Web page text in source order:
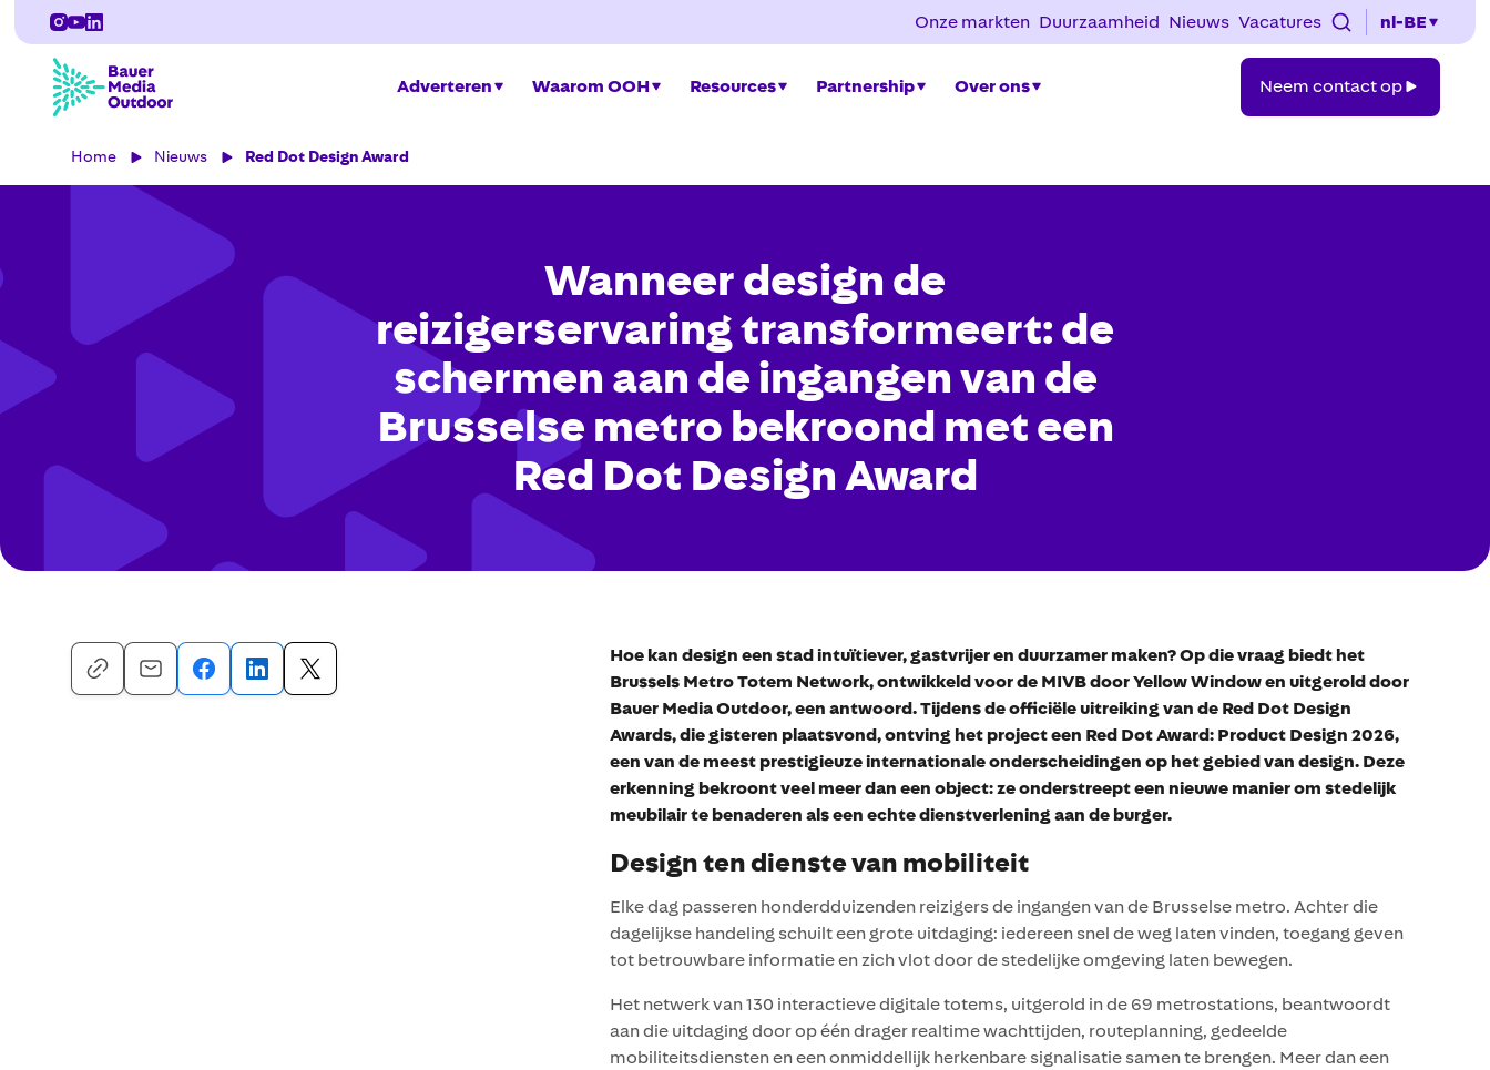
Onze markten Duurzaamheid Nieuws Vacatures nl-BE
Adverteren Waarom OOH Resources Partnership Over ons
contact
Neem contact op
Home Nieuws Red Dot Design Award
Wanneer design de
reizigerservaring transformeert: de
schermen aan de ingangen van de
Brusselse metro bekroond met een
Red Dot Design Award
Hoe kan design een stad intuïtiever, gastvrijer en duurzamer maken? Op die vraag biedt het
Brussels Metro Totem Network, ontwikkeld voor de MIVB door Yellow Window en uitgerold door
Bauer Media Outdoor, een antwoord. Tijdens de officiële uitreiking van de Red Dot Design
Awards, die gisteren plaatsvond, ontving het project een Red Dot Award: Product Design 2026,
een van de meest prestigieuze internationale onderscheidingen op het gebied van design. Deze
erkenning bekroont veel meer dan een object: ze onderstreept een nieuwe manier om stedelijk
meubilair te benaderen als een echte dienstverlening aan de burger.
Design ten dienste van mobiliteit
Elke dag passeren honderdduizenden reizigers de ingangen van de Brusselse metro. Achter die
dagelijkse handeling schuilt een grote uitdaging: iedereen snel de weg laten vinden, toegang geven
tot betrouwbare informatie en zich vlot door de stedelijke omgeving laten bewegen.
Het netwerk van 130 interactieve digitale totems, uitgerold in de 69 metrostations, beantwoordt
aan die uitdaging door op één drager realtime wachttijden, routeplanning, gedeelde
mobiliteitsdiensten en een onmiddellijk herkenbare signalisatie samen te brengen. Meer dan een